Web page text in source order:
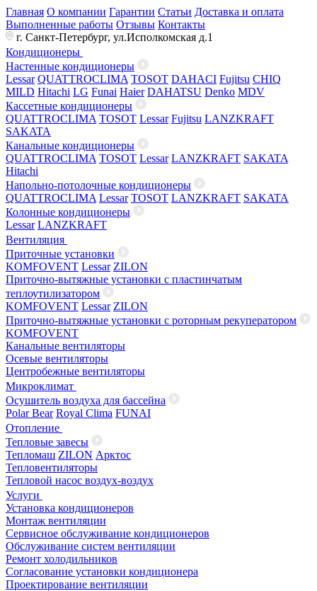
Главная О компании Гарантии Статьи Доставка и оплата
Выполненные работы Отзывы Контакты
г. Санкт-Петербург, ул.Исполкомская д.1
Кондиционеры
Настенные кондиционеры
Lessar QUATTROCLIMA TOSOT DAHACI Fujitsu CHIQ
MILD Hitachi LG Funai Haier DAHATSU Denko MDV
Кассетные кондиционеры
QUATTROCLIMA TOSOT Lessar Fujitsu LANZKRAFT
SAKATA
Канальные кондиционеры
QUATTROCLIMA TOSOT Lessar LANZKRAFT SAKATA
Hitachi
Напольно-потолочные кондиционеры
QUATTROCLIMA Lessar TOSOT LANZKRAFT SAKATA
Колонные кондиционеры
Lessar LANZKRAFT
Вентиляция
Приточные установки
KOMFOVENT Lessar ZILON
Приточно-вытяжные установки с пластинчатым
теплоутилизатором
KOMFOVENT Lessar ZILON
Приточно-вытяжные установки с роторным рекуператором
KOMFOVENT
Канальные вентиляторы
Осевые вентиляторы
Центробежные вентиляторы
Микроклимат
Осушитель воздуха для бассейна
Polar Bear Royal Clima FUNAI
Отопление
Тепловые завесы
Тепломаш ZILON Арктос
Тепловентиляторы
Тепловой насос воздух-воздух
Услуги
Установка кондиционеров
Монтаж вентиляции
Сервисное обслуживание кондиционеров
Обслуживание систем вентиляции
Ремонт холодильников
Согласование установки кондиционера
Проектирование вентиляции